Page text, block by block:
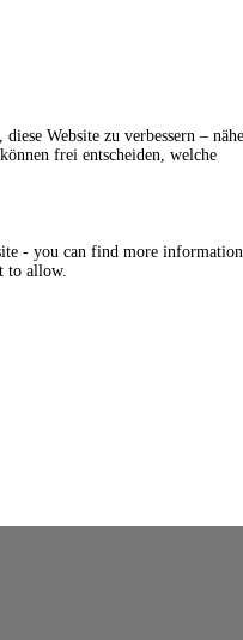
Website zu verbessern –
frei entscheiden, welche
- you can find more
to allow.